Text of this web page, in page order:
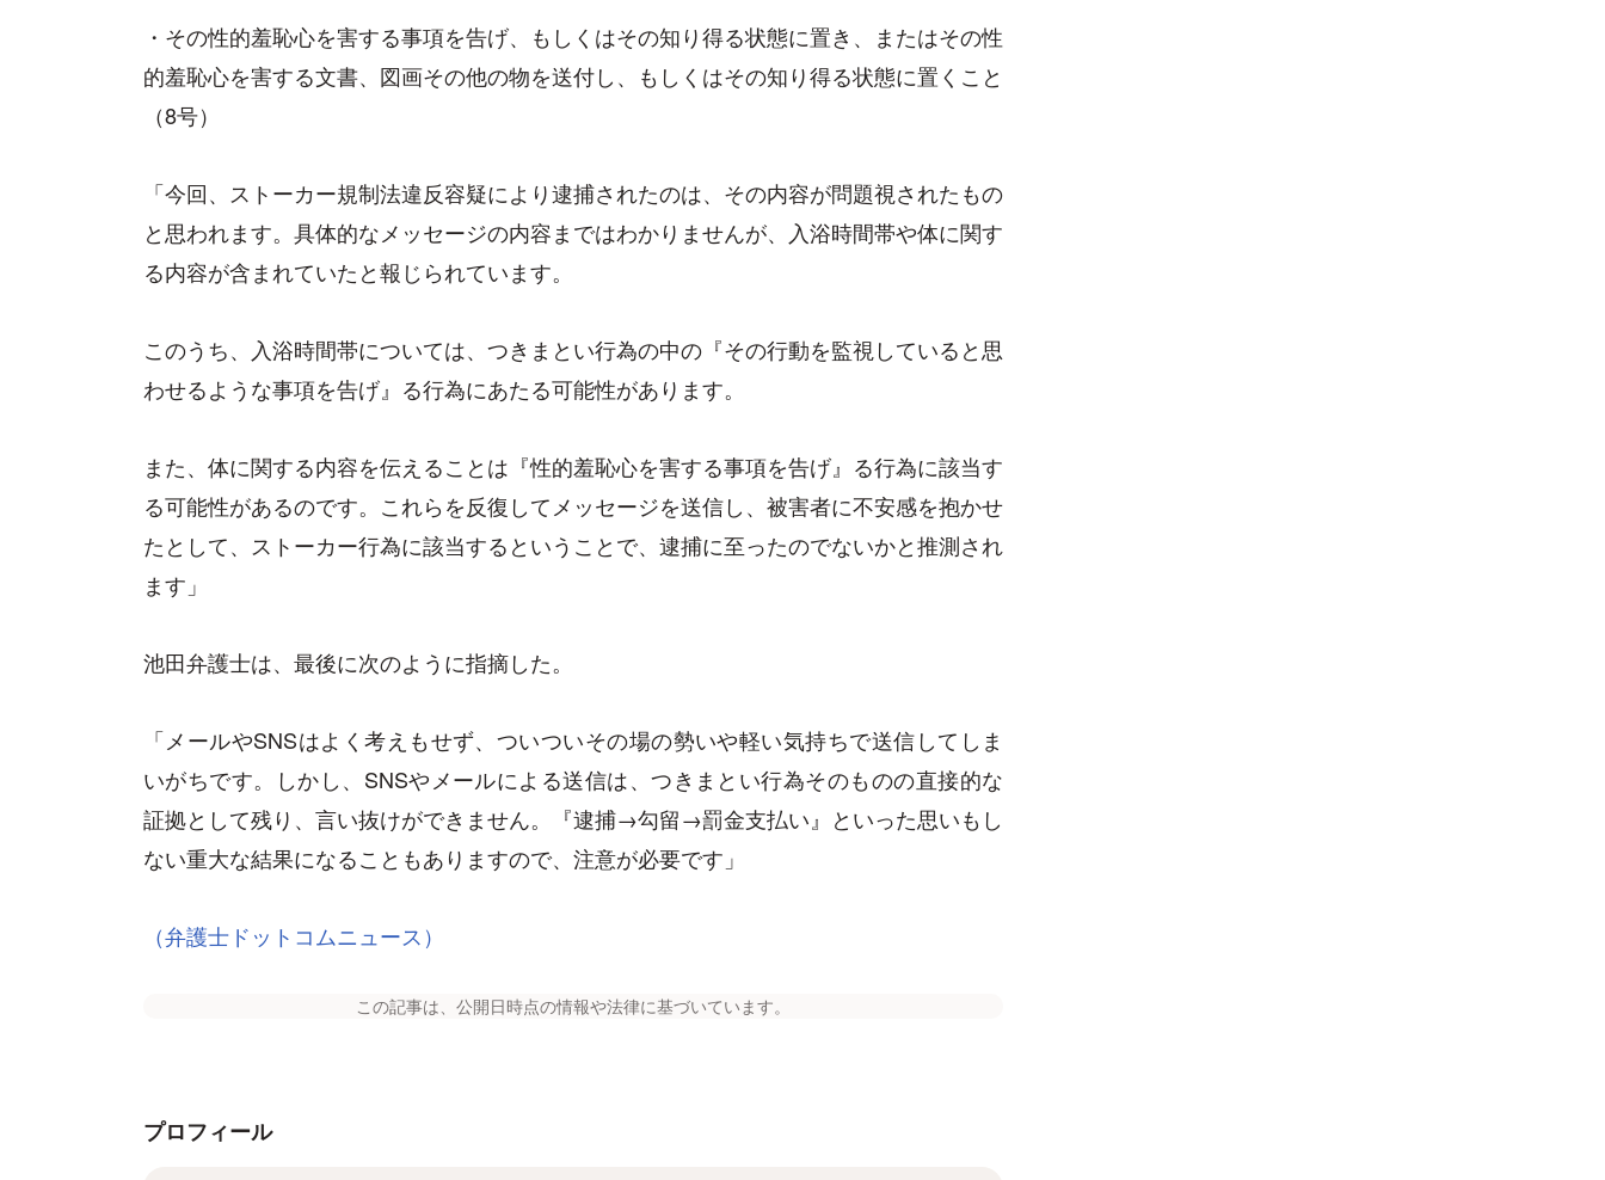
・その性的羞恥心を害する事項を告げ、もしくはその知り得る状態に置き、またはその性
的羞恥心を害する文書、図画その他の物を送付し、もしくはその知り得る状態に置くこと
（8号）
「今回、ストーカー規制法違反容疑により逮捕されたのは、その内容が問題視されたもの
と思われます。具体的なメッセージの内容まではわかりませんが、入浴時間帯や体に関す
る内容が含まれていたと報じられています。
このうち、入浴時間帯については、つきまとい行為の中の『その行動を監視していると思
わせるような事項を告げ』る行為にあたる可能性があります。
また、体に関する内容を伝えることは『性的羞恥心を害する事項を告げ』る行為に該当す
る可能性があるのです。これらを反復してメッセージを送信し、被害者に不安感を抱かせ
たとして、ストーカー行為に該当するということで、逮捕に至ったのでないかと推測され
ます」
池田弁護士は、最後に次のように指摘した。
「メールやSNSはよく考えもせず、ついついその場の勢いや軽い気持ちで送信してしま
いがちです。しかし、SNSやメールによる送信は、つきまとい行為そのものの直接的な
証拠として残り、言い抜けができません。『逮捕→勾留→罰金支払い』といった思いもし
ない重大な結果になることもありますので、注意が必要です」
（弁護士ドットコムニュース）
この記事は、公開日時点の情報や法律に基づいています。
プロフィール